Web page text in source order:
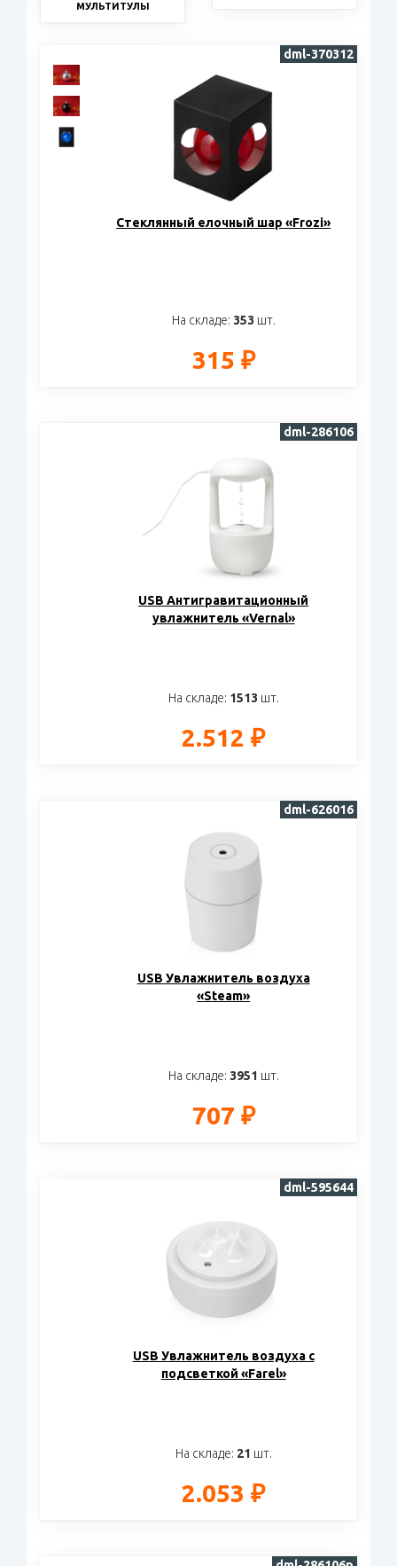
МУЛЬТИТУЛЫ
Стеклянный елочный шар «Frozi»
На складе: 353 шт.
315 ₽
dml-370312
USB Антигравитационный
увлажнитель «Vernal»
На складе: 1513 шт.
2.512 ₽
dml-286106
USB Увлажнитель воздуха
«Steam»
На складе: 3951 шт.
707 ₽
dml-626016
USB Увлажнитель воздуха с
подсветкой «Farel»
На складе: 21 шт.
2.053 ₽
dml-595644